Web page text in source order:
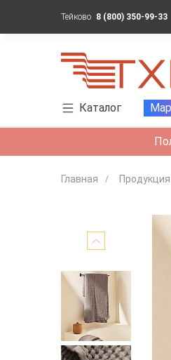
Тейково 8 (800) 350-99-33
Каталог
Главная Продукция